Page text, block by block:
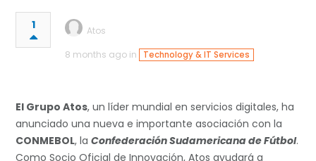
1
Atos
8 months ago in
Technology & IT Services
El Grupo Atos, un líder mundial en servicios digitales, ha
anunciado una nueva e importante asociación con la
CONMEBOL, laConfederación Sudamericana de Fútbol.
Como Socio Oficial de Innovación, Atos ayudará a